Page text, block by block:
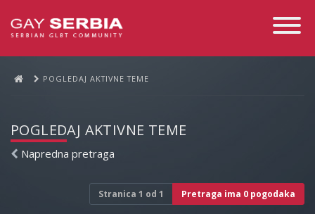
Toggle
POGLEDAJ AKTIVNE TEME
POGLEDAJ AKTIVNE TEME
Napredna pretraga
Stranica 1 od 1 Pretraga ima 0 pogodaka